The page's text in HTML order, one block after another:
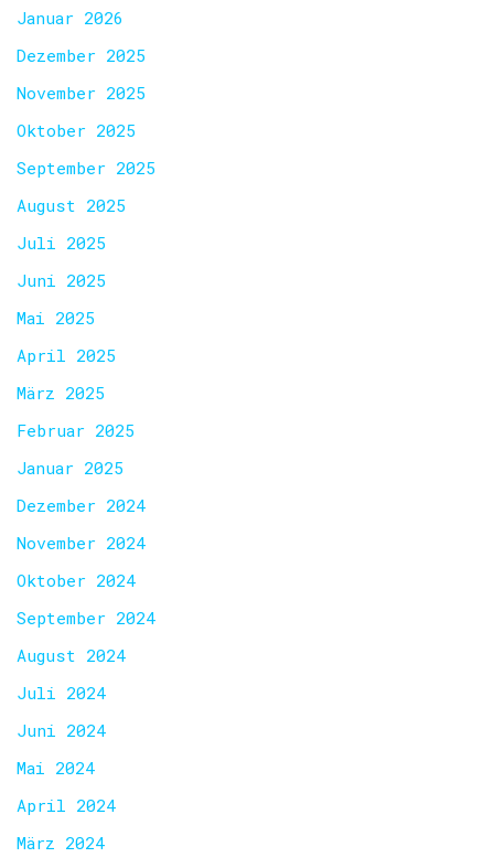
Januar 2026
Dezember 2025
November 2025
Oktober 2025
September 2025
August 2025
Juli 2025
Juni 2025
Mai 2025
April 2025
März 2025
Februar 2025
Januar 2025
Dezember 2024
November 2024
Oktober 2024
September 2024
August 2024
Juli 2024
Juni 2024
Mai 2024
April 2024
März 2024